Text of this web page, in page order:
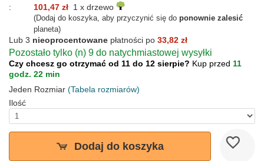
:
101,47 zł 1 x drzewo
(Dodaj do koszyka, aby przyczynić się do ponownie zalesić
planeta)
Lub 3 nieoprocentowane płatności po 33,82 zł
Pozostało tylko (n) 9 do natychmiastowej wysyłki
Czy chcesz go otrzymać od 11 do 12 sierpie? Kup przed 11
godz. 22 min
Jeden Rozmiar (Tabela rozmiarów)
Ilość
Dodaj do koszyka